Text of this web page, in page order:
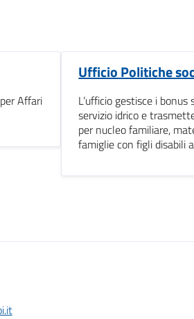
Affari
Ufficio Politiche
L’ufficio gestisce i
servizio idrico e
per nucleo familiare,
famiglie con figli disabili